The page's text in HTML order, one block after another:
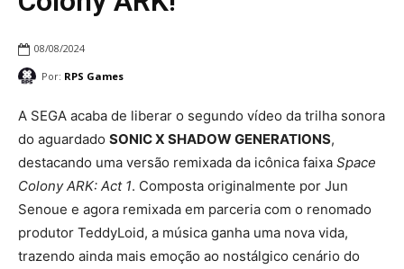
08/08/2024
Por: RPS Games
A SEGA acaba de liberar o segundo vídeo da trilha sonora
do aguardado SONIC X SHADOW GENERATIONS,
destacando uma versão remixada da icônica faixa Space
Colony ARK: Act 1. Composta originalmente por Jun
Senoue e agora remixada em parceria com o renomado
produtor TeddyLoid, a música ganha uma nova vida,
trazendo ainda mais emoção ao nostálgico cenário do